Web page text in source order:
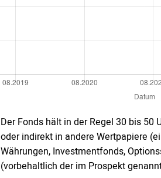
Der Fonds hält in der Regel 30 bis
oder indirekt in andere Wertpapiere
Währungen, Investmentfonds,
(vorbehaltlich der im Prospekt